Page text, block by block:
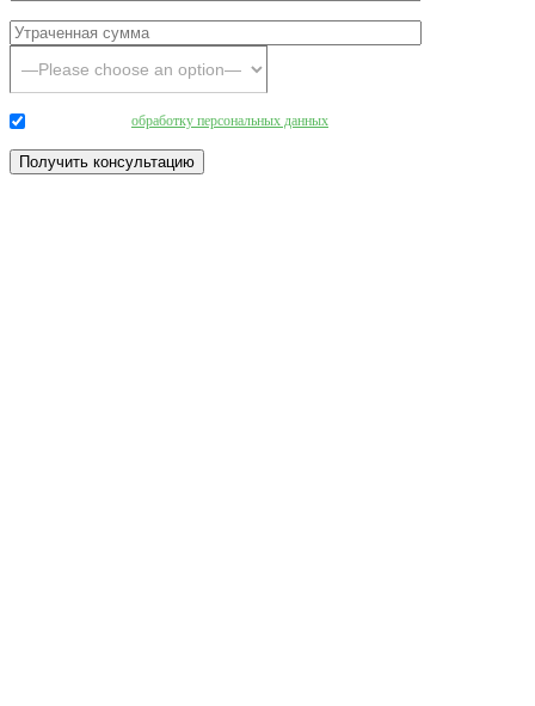
обработку персональных данных